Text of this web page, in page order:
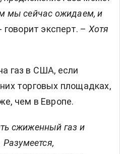
мы сейчас ожидаем, и
говорит эксперт. – Хотя
газ в США, если
торговых площадках,
чем в Европе.
сжиженный газ и
Разумеется,